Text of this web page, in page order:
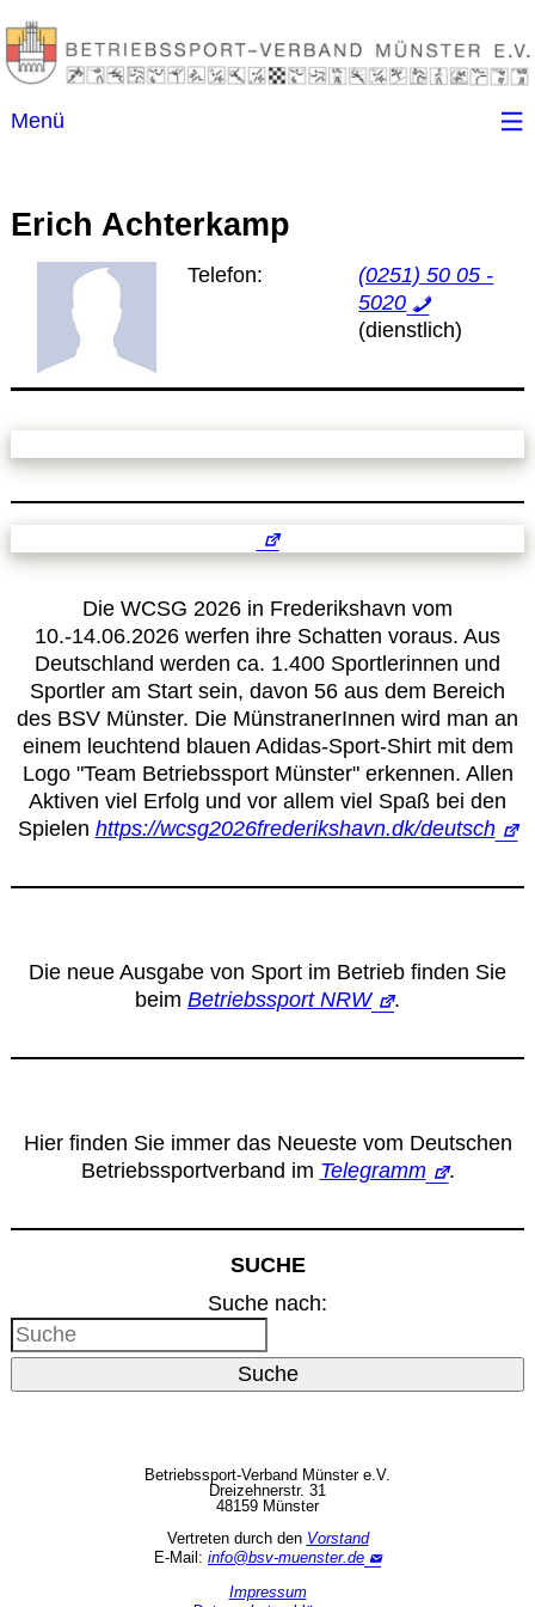
Menü
Kontakt
Ansprechpartner
Sportarten
Spielpläne / Ergebnisse / Tabellen
Betriebssport
Service
Anmeldung zum Erste-Hilfe-Kurs
Erich Achterkamp
Telefon:
(0251) 50 05 -
5020
Die WCSG 2026 in Frederikshavn vom
10.-14.06.2026 werfen ihre Schatten voraus. Aus
Deutschland werden ca. 1.400 Sportlerinnen und
Sportler am Start sein, davon 56 aus dem Bereich
des BSV Münster. Die MünstranerInnen wird man an
einem leuchtend blauen Adidas-Sport-Shirt mit dem
Logo "Team Betriebssport Münster" erkennen. Allen
Aktiven viel Erfolg und vor allem viel Spaß bei den
Spielen https://wcsg2026frederikshavn.dk/deutsch
Die neue Ausgabe von Sport im Betrieb finden Sie
beim Betriebssport NRW .
Hier finden Sie immer das Neueste vom Deutschen
Betriebssportverband im Telegramm .
SUCHE
Suche nach:
Suche
Betriebssport-Verband Münster e.V.
Dreizehnerstr. 31
48159 Münster
Vertreten durch den Vorstand
E-Mail: info@bsv-muenster.de
Impressum